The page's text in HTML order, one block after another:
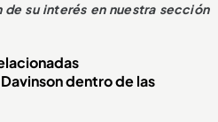
su interés en nuestra sección
dentro de las